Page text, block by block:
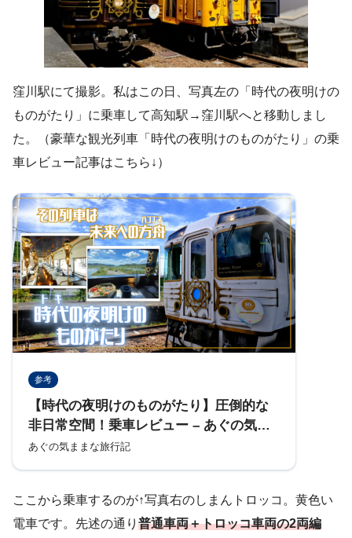
窪川駅にて撮影。私はこの日、写真左の「時代の夜明けの
ものがたり」に乗車して高知駅→窪川駅へと移動しまし
た。（豪華な観光列車「時代の夜明けのものがたり」の乗
車レビュー記事はこちら↓）
参考
【時代の夜明けのものがたり】圧倒的な
非日常空間！乗車レビュー – あぐの気ま
まな旅行記
あぐの気ままな旅行記
ここから乗車するのが↑写真右のしまんトロッコ。黄色い
電車です。先述の通り 普通車両＋トロッコ車両の2両編